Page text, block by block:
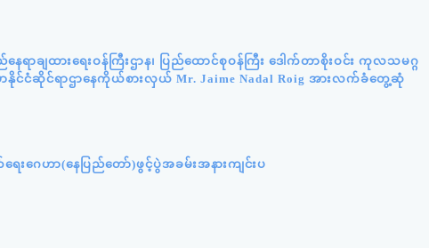
ချထားရေးဝန်ကြီးဌာန၊ ပြည်ထောင်စုဝန်ကြီး ဒေါက်တာစိုးဝင်း ကုလသမဂ္ဂ
ာနိုင်ငံဆိုင်ရာဌာနေကိုယ်စားလှယ် Mr. Jaime Nadal Roig အားလက်ခံတွေ့ဆုံ
ေးဂေဟာ(နေပြည်တော်)ဖွင့်ပွဲအခမ်းအနားကျင်းပ